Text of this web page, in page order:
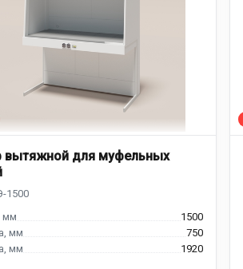
для муфельных
1500
750
1920